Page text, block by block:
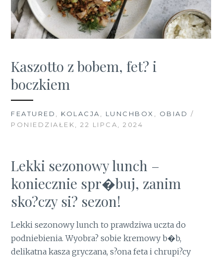
Kaszotto z bobem, fet? i
boczkiem
FEATURED , KOLACJA , LUNCHBOX , OBIAD /
PONIEDZIAŁEK, 22 LIPCA, 2024
Lekki sezonowy lunch –
koniecznie spr�buj, zanim
sko?czy si? sezon!
Lekki sezonowy lunch to prawdziwa uczta do
podniebienia. Wyobra? sobie kremowy b�b,
delikatna kasza gryczana, s?ona feta i chrupi?cy